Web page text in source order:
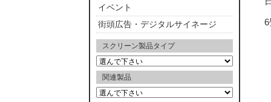
イベント
街頭広告・デジタルサイネージ
スクリーン製品タイプ
関連製品